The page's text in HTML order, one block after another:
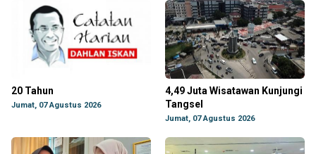
20 Tahun
Jumat, 07 Agustus 2026
4,49 Juta Wisatawan Kunjungi
Tangsel
Jumat, 07 Agustus 2026